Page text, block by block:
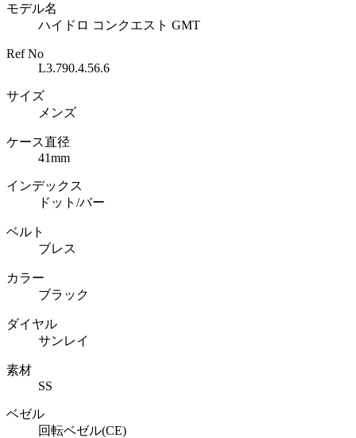
モデル名
ハイドロ コンクエスト GMT
Ref No
L3.790.4.56.6
サイズ
メンズ
ケース直径
41mm
インデックス
ドット/バー
ベルト
ブレス
カラー
ブラック
ダイヤル
サンレイ
素材
SS
ベゼル
回転ベゼル(CE)